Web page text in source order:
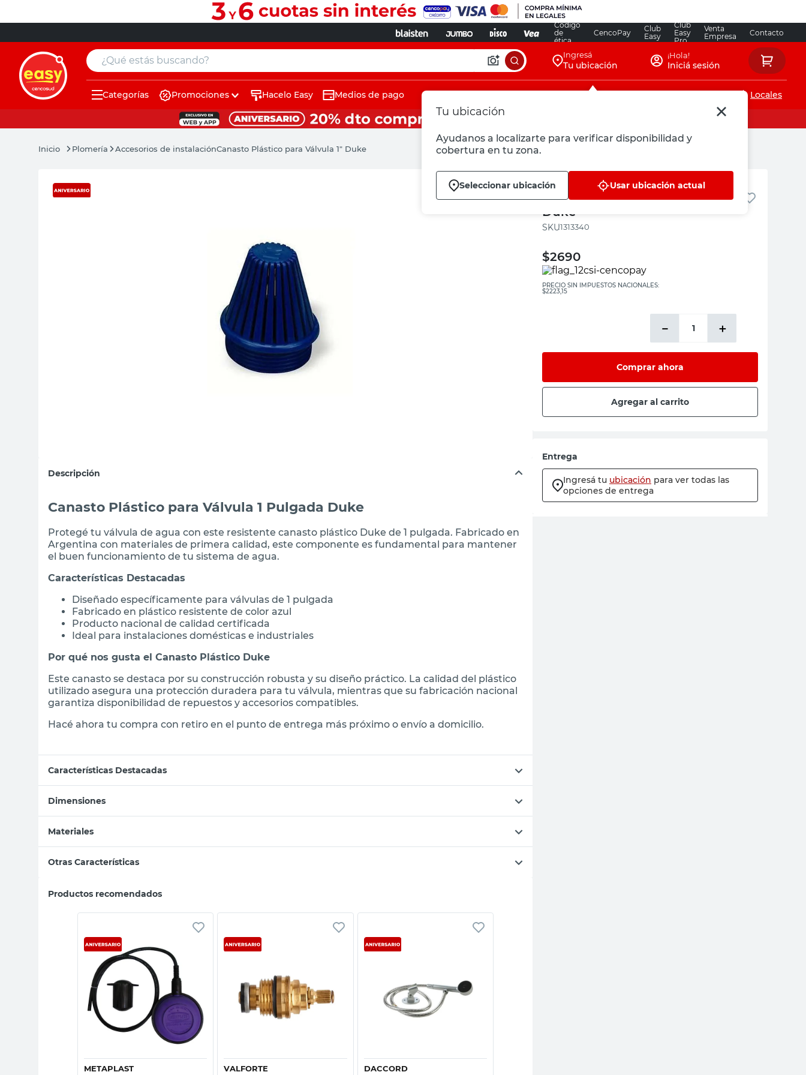
Código
de
ética
CencoPay
Club
Easy
Club
Easy
Pro
Venta
Empresa
Contacto
¿Qué estás buscando? Ingresá
Tu ubicación
Tu ubicación
Ayudanos a localizarte para verificar disponibilidad y
cobertura en tu zona.
Seleccionar ubicación Usar ubicación actual
¡Hola!
Iniciá sesión
Categorías Promociones Hacelo Easy Medios de pago Locales
Plomería Accesorios de instalaciónCanasto Plástico para Válvula 1" Duke
Descripción
Canasto Plástico para Válvula 1 Pulgada Duke
Protegé tu válvula de agua con este resistente canasto plástico Duke de 1 pulgada. Fabricado en
Argentina con materiales de primera calidad, este componente es fundamental para mantener
el buen funcionamiento de tu sistema de agua.
Características Destacadas
Diseñado específicamente para válvulas de 1 pulgada
Fabricado en plástico resistente de color azul
Producto nacional de calidad certificada
Ideal para instalaciones domésticas e industriales
Por qué nos gusta el Canasto Plástico Duke
Este canasto se destaca por su construcción robusta y su diseño práctico. La calidad del plástico
utilizado asegura una protección duradera para tu válvula, mientras que su fabricación nacional
garantiza disponibilidad de repuestos y accesorios compatibles.
Hacé ahora tu compra con retiro en el punto de entrega más próximo o envío a domicilio.
Características Destacadas
Dimensiones
Materiales
Otras Características
Productos recomendados
Vista rápida
METAPLAST VALFORTE DACCORD
Duke
Canasto Plástico para Válvula 1"
Duke
:1313340
$2690
PRECIO SIN IMPUESTOS NACIONALES:
$2223,15
＋
－
Comprar ahora
Agregar al carrito
Entrega
Ingresá tu ubicación para ver todas las
opciones de entrega
muebles